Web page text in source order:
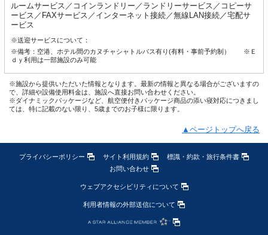
ルームサービス／コインランドリー／ランドリーサービス／コピーサ
ービス／FAXサービス／インターネット接続／無線LAN接続／宅配サ
ービス
※送迎サービスについて：
※備考：空港、ホテル間のカヌチャシャトルバス有り(有料・事前予約制） ※Ｅ
ｄｙ利用は一部施設のみ可能
※施設から提供いただいた情報となります。最新の情報と異なる場合がございますの
で、詳細や設備使用料金は、施設へ直接お問い合わせください。
※ダイナミックパッケージなど、航空便付きパッケージ商品の添い寝対応につきまし
ては、特に記載のない限り、5歳までのお子様に限ります。
▲ページトップへ戻る
プライバシーポリシー サイト利用規約
標識・約款・旅行条件書
お問い合わせ
ウェブアクセシビリティについて
利用者情報の外部送信について